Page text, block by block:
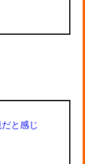
と感じ